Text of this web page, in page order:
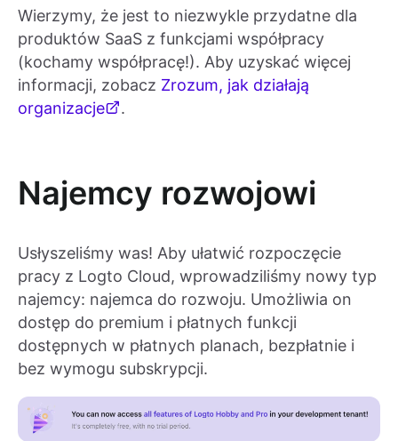
Wierzymy, że jest to niezwykle przydatne dla
produktów SaaS z funkcjami współpracy
(kochamy współpracę!). Aby uzyskać więcej
informacji, zobacz Zrozum, jak działają
organizacje
.
Najemcy rozwojowi
Usłyszeliśmy was! Aby ułatwić rozpoczęcie
pracy z Logto Cloud, wprowadziliśmy nowy typ
najemcy: najemca do rozwoju. Umożliwia on
dostęp do premium i płatnych funkcji
dostępnych w płatnych planach, bezpłatnie i
bez wymogu subskrypcji.